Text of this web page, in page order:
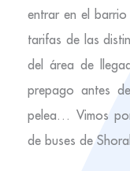
entrar en el
tarifas de las
del área de
prepago antes
pelea… Vimos
de buses de